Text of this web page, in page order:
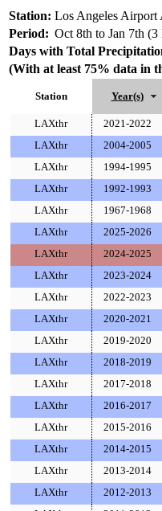
Station: Los Angeles
Period: Oct 8th to Jan 7th
Days with Total
(With at least 75% data in
Station Year(s)
LAXthr
2021-2022
LAXthr 2004-2005
LAXthr 1994-1995
LAXthr 1992-1993
LAXthr 1967-1968
LAXthr 2025-2026
LAXthr 2024-2025
LAXthr 2023-2024
LAXthr 2022-2023
LAXthr 2020-2021
LAXthr 2019-2020
LAXthr 2018-2019
LAXthr 2017-2018
LAXthr 2016-2017
LAXthr 2015-2016
LAXthr 2014-2015
LAXthr 2013-2014
LAXthr 2012-2013